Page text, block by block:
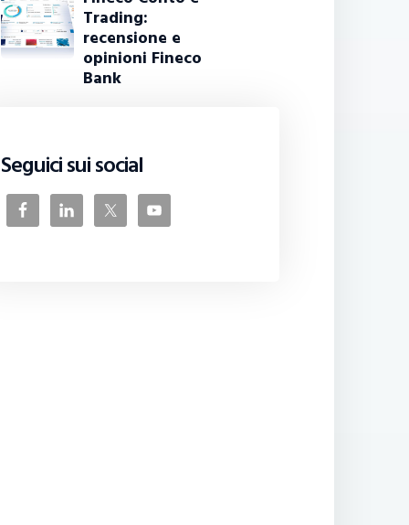
Trading:
recensione e
opinioni Fineco
Bank
Seguici sui social